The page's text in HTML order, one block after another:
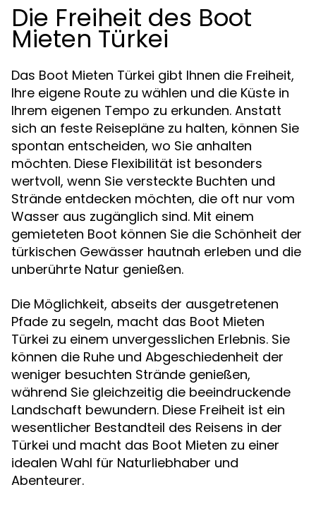
Die Freiheit des Boot
Mieten Türkei
Das Boot Mieten Türkei gibt Ihnen die Freiheit,
Ihre eigene Route zu wählen und die Küste in
Ihrem eigenen Tempo zu erkunden. Anstatt
sich an feste Reisepläne zu halten, können Sie
spontan entscheiden, wo Sie anhalten
möchten. Diese Flexibilität ist besonders
wertvoll, wenn Sie versteckte Buchten und
Strände entdecken möchten, die oft nur vom
Wasser aus zugänglich sind. Mit einem
gemieteten Boot können Sie die Schönheit der
türkischen Gewässer hautnah erleben und die
unberührte Natur genießen.
Die Möglichkeit, abseits der ausgetretenen
Pfade zu segeln, macht das Boot Mieten
Türkei zu einem unvergesslichen Erlebnis. Sie
können die Ruhe und Abgeschiedenheit der
weniger besuchten Strände genießen,
während Sie gleichzeitig die beeindruckende
Landschaft bewundern. Diese Freiheit ist ein
wesentlicher Bestandteil des Reisens in der
Türkei und macht das Boot Mieten zu einer
idealen Wahl für Naturliebhaber und
Abenteurer.